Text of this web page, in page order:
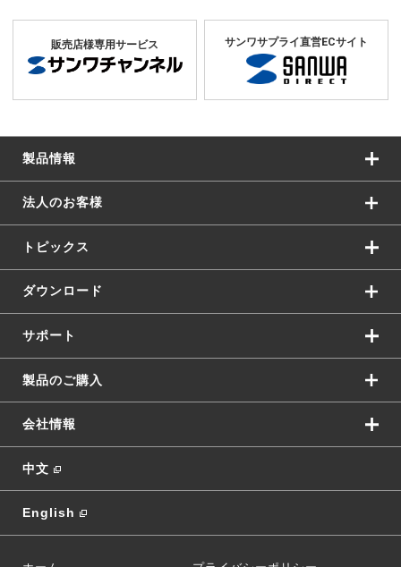
販売店様専用サービス サンワサプライ直営ECサイト
製品情報
法人のお客様
トピックス
ダウンロード
サポート
製品のご購入
会社情報
中文
English